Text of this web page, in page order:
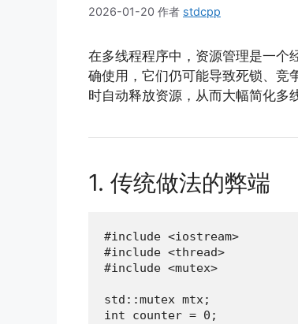
2026-01-20 作者 stdcpp
在多线程程序中，资源管理是一
确使用，它们仍可能导致死锁、
时自动释放资源，从而大幅简化多
1. 传统做法的弊端
#include <iostream>
#include <thread>
#include <mutex>
std::mutex mtx;
int counter = 0;